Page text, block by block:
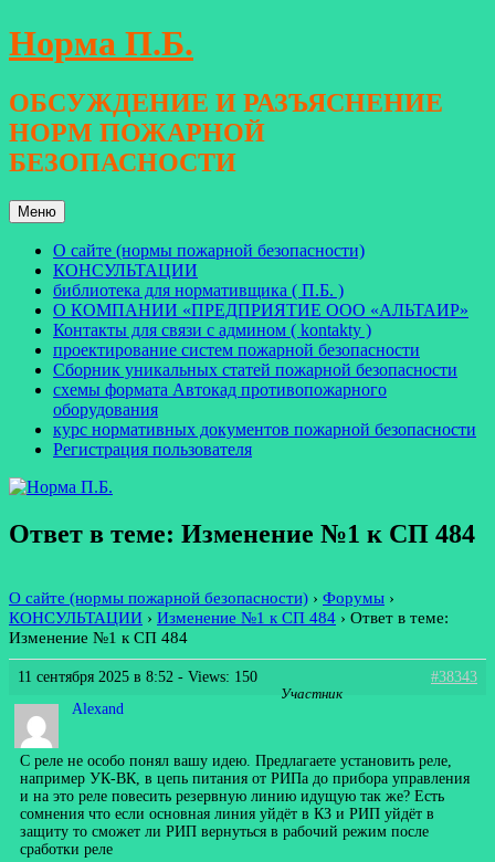
Перейти
к
Норма П.Б.
ОБСУЖДЕНИЕ И РАЗЪЯСНЕНИЕ
НОРМ ПОЖАРНОЙ
БЕЗОПАСНОСТИ
Меню
О сайте (нормы пожарной безопасности)
КОНСУЛЬТАЦИИ
библиотека для нормативщика ( П.Б. )
О КОМПАНИИ «ПРЕДПРИЯТИЕ ООО «АЛЬТАИР»
Контакты для связи с админом ( kontakty )
проектирование систем пожарной безопасности
Сборник уникальных статей пожарной безопасности
схемы формата Автокад противопожарного
оборудования
курс нормативных документов пожарной безопасности
Регистрация пользователя
Ответ в теме: Изменение №1 к СП 484
О сайте (нормы пожарной безопасности) › Форумы ›
КОНСУЛЬТАЦИИ › Изменение №1 к СП 484 › Ответ в теме:
Изменение №1 к СП 484
11 сентября 2025 в 8:52 - Views: 150
#38343
Alexand
Участник
С реле не особо понял вашу идею. Предлагаете установить реле,
например УК-ВК, в цепь питания от РИПа до прибора управления
и на это реле повесить резервную линию идущую так же? Есть
сомнения что если основная линия уйдёт в КЗ и РИП уйдёт в
защиту то сможет ли РИП вернуться в рабочий режим после
сработки реле